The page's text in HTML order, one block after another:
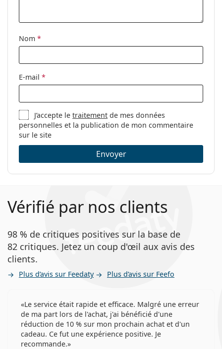
nettoyage:
Autres
Catégorie:
Marque:
Code:
Nom *
E-mail *
J’accepte letraitement de mes données
personnelles et la publication de mon commentaire
sur le site
Envoyer
Vérifié par nos clients
98 % de critiques positives sur la base de
82 critiques. Jetez un coup d'œil aux avis des
clients.
Plus d’avis sur Feedaty Plus d’avis sur Feefo
Le service était rapide et efficace. Malgré une erreur
de ma part lors de l'achat, j'ai bénéficié d'une
réduction de 10 % sur mon prochain achat et d'un
cadeau. Ce fut une expérience positive. Je
recommande.